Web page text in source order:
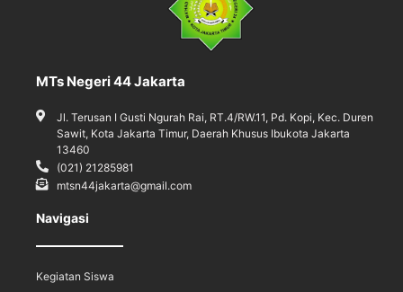
MTs Negeri 44 Jakarta
Jl. Terusan I Gusti Ngurah Rai, RT.4/RW.11, Pd. Kopi, Kec. Duren
Sawit, Kota Jakarta Timur, Daerah Khusus Ibukota Jakarta
13460
(021) 21285981
mtsn44jakarta@gmail.com
Navigasi
Kegiatan Siswa